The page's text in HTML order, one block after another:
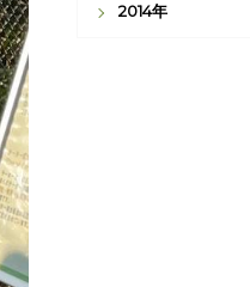
2014年